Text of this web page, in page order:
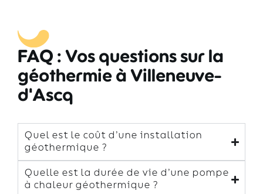
FAQ : Vos questions sur la
géothermie à Villeneuve-
d'Ascq
Quel est le coût d’une installation
géothermique ?
Quelle est la durée de vie d’une pompe
à chaleur géothermique ?